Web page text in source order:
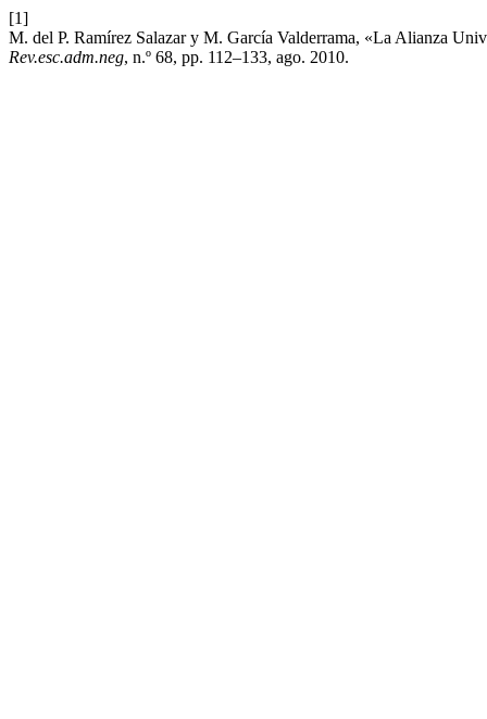
[1]
M. del P. Ramírez Salazar y M. García Valderrama, «La Alianza
Rev.esc.adm.neg, n.º 68, pp. 112–133, ago. 2010.